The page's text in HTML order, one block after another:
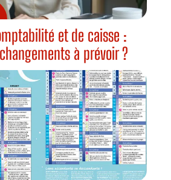
et de caisse :
à prévoir ?